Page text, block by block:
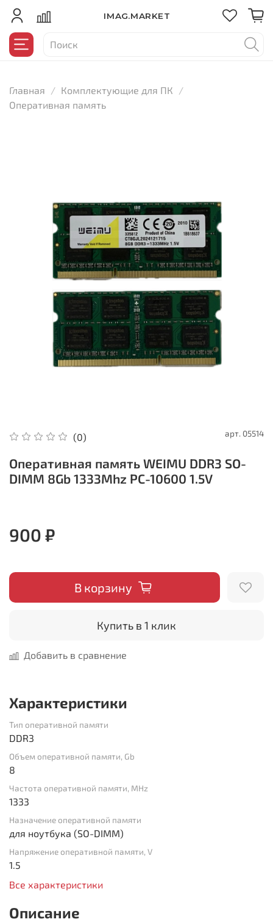
IMAG.MARKET
Главная
Комплектующие для ПК
Оперативная память
(0) арт. 05514
Оперативная память WEIMU DDR3 SO-
DIMM 8Gb 1333Mhz PC-10600 1.5V
900 ₽
В корзину
Купить в 1 клик
Добавить в сравнение
Характеристики
Тип оперативной памяти
DDR3
Объем оперативной памяти, Gb
8
Частота оперативной памяти, MHz
1333
Назначение оперативной памяти
для ноутбука (SO-DIMM)
Напряжение оперативной памяти, V
1.5
Все характеристики
Описание